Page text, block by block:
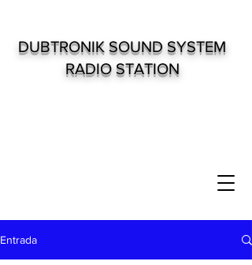
DUBTRONIK SOUND SYSTEM
RADIO STATION
Entrada